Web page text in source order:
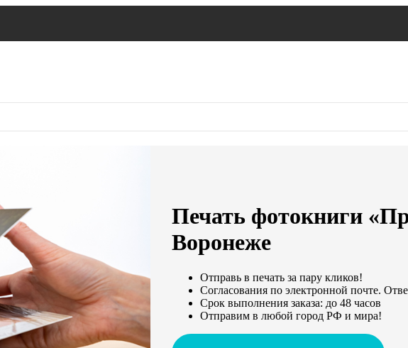
Печать фотокниги
Воронеже
Отправь в печать за пару кликов!
Согласования по электронной почте.
Срок выполнения заказа: до 48 часов
Отправим в любой город РФ и мира!